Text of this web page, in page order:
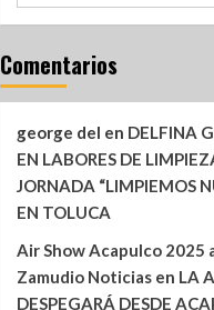
Comentarios
george del en DELFINA
EN LABORES DE
JORNADA “LIMPIEMOS
EN TOLUCA
Air Show Acapulco 2025
Zamudio Noticiasen LA
DESPEGARÁ DESDE